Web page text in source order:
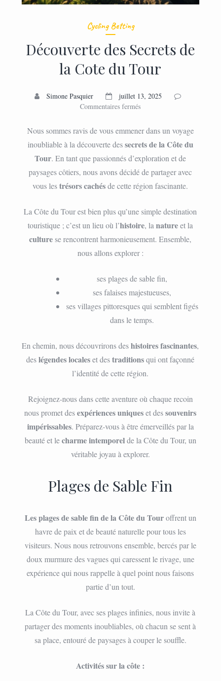
Cycling Betting
Découverte des Secrets de
la Cote du Tour
Simone Pasquier
juillet 13, 2025
Commentaires ferméssur
des
Secrets
de
la
Cote
du
Tour
Nous sommes ravis de vous emmener dans un voyage
inoubliable à la découverte dessecrets de la Côte du
Tour. En tant que passionnés d’exploration et de
paysages côtiers, nous avons décidé de partager avec
vous lestrésors cachésde cette région fascinante.
La Côte du Tour est bien plus qu’une simple destination
touristique ; c’est un lieu où l’histoire, lanatureet la
culture se rencontrent harmonieusement. Ensemble,
nous allons explorer :
ses plages de sable fin,
ses falaises majestueuses,
ses villages pittoresques qui semblent figés
dans le temps.
En chemin, nous découvrirons deshistoires fascinantes,
deslégendes localeset destraditionsqui ont façonné
l’identité de cette région.
Rejoignez-nous dans cette aventure où chaque recoin
nous promet desexpériences uniqueset dessouvenirs
impérissables. Préparez-vous à être émerveillés par la
beauté et lecharme intemporelde la Côte du Tour, un
véritable joyau à explorer.
Plages de Sable Fin
Les plages de sable fin de la Côte du Touroffrent un
havre de paix et de beauté naturelle pour tous les
visiteurs. Nous nous retrouvons ensemble, bercés par le
doux murmure des vagues qui caressent le rivage, une
expérience qui nous rappelle à quel point nous faisons
partie d’un tout.
La Côte du Tour, avec ses plages infinies, nous invite à
partager des moments inoubliables, où chacun se sent à
sa place, entouré de paysages à couper le souffle.
Activités sur la côte :